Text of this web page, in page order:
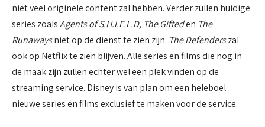
niet veel originele content zal hebben. Verder zullen huidige
series zoalsAgents of S.H.I.E.L.D, The Gifteden The
Runawaysniet op de dienst te zien zijn. The Defenderszal
ook op Netflix te zien blijven. Alle series en films die nog in
de maak zijn zullen echter wel een plek vinden op de
streaming service. Disney is van plan om een heleboel
nieuwe series en films exclusief te maken voor de service.